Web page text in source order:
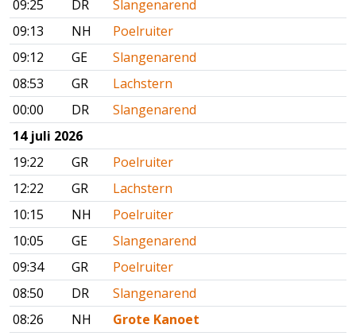
09:25
DR
Slangenarend
09:13
NH
Poelruiter
09:12
GE
Slangenarend
08:53
GR
Lachstern
00:00
DR
Slangenarend
14 juli 2026
19:22
GR
Poelruiter
12:22
GR
Lachstern
10:15
NH
Poelruiter
10:05
GE
Slangenarend
09:34
GR
Poelruiter
08:50
DR
Slangenarend
08:26
NH
Grote Kanoet